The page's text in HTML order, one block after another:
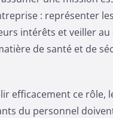
: représenter
intérêts et veiller au
de santé et de
efficacement ce rôle,
du personnel